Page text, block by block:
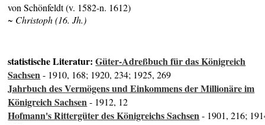
von Schönfeldt (v. 1582-n. 1612)
~ Christoph (16. Jh.)
statistische Literatur:Güter-Adreßbuch für das Königreich
Sachsen- 1910, 168; 1920, 234; 1925, 269
Jahrbuch des Vermögens und Einkommens der Millionäre im
Königreich Sachsen- 1912, 12
Hofmann's Rittergüter des Königreichs Sachsen- 1901, 216;